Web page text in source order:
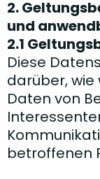
2.
und
2.1
Diese
darüber,
Daten von
betroffenen